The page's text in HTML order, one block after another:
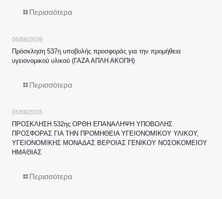
Περισσότερα
06/08/2026
Πρόσκληση 537η υποβολής προσφοράς για την προμήθεια
υγειονομικού υλικού (ΓΑΖΑ ΑΠΛΗ ΑΚΟΠΗ)
Περισσότερα
05/08/2026
ΠΡΟΣΚΛΗΣΗ 532ης ΟΡΘΗ ΕΠΑΝΑΛΗΨΗ ΥΠΟΒΟΛΗΣ
ΠΡΟΣΦΟΡΑΣ ΓΙΑ ΤΗΝ ΠΡΟΜΗΘΕΙΑ ΥΓΕΙΟΝΟΜΙΚΟΥ ΥΛΙΚΟΥ,
ΥΓΕΙΟΝΟΜΙΚΗΣ ΜΟΝΑΔΑΣ ΒΕΡΟΙΑΣ ΓΕΝΙΚΟΥ ΝΟΣΟΚΟΜΕΙΟΥ
ΗΜΑΘΙΑΣ
Περισσότερα